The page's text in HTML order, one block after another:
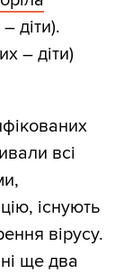
діти).
– діти)
всі
існують
вірусу.
ще два